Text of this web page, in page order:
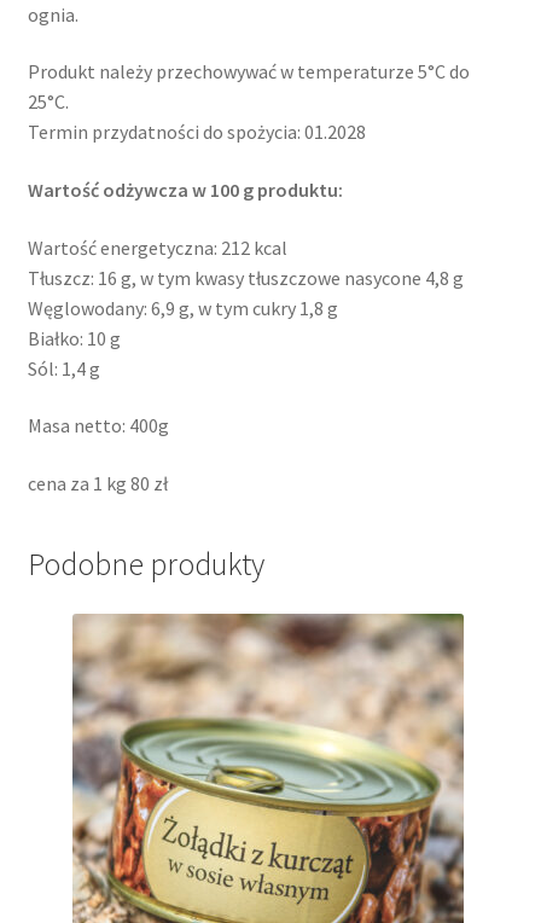
ognia.
Produkt należy przechowywać w temperaturze 5°C do
25°C.
Termin przydatności do spożycia: 01.2028
Wartość odżywcza w 100 g produktu:
Wartość energetyczna: 212 kcal
Tłuszcz: 16 g, w tym kwasy tłuszczowe nasycone 4,8 g
Węglowodany: 6,9 g, w tym cukry 1,8 g
Białko: 10 g
Sól: 1,4 g
Masa netto: 400g
cena za 1 kg 80 zł
Podobne produkty